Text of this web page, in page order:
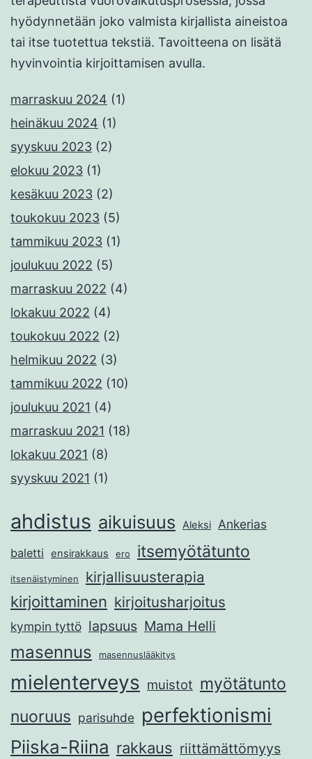
hyödynnetään joko valmista kirjallista aineistoa
tai itse tuotettua tekstiä. Tavoitteena on lisätä
hyvinvointia kirjoittamisen avulla.
marraskuu 2024 (1)
heinäkuu 2024 (1)
syyskuu 2023 (2)
elokuu 2023 (1)
kesäkuu 2023 (2)
toukokuu 2023 (5)
tammikuu 2023 (1)
joulukuu 2022 (5)
marraskuu 2022 (4)
lokakuu 2022 (4)
toukokuu 2022 (2)
helmikuu 2022 (3)
tammikuu 2022 (10)
joulukuu 2021 (4)
marraskuu 2021 (18)
lokakuu 2021 (8)
syyskuu 2021 (1)
ahdistus aikuisuus Aleksi Ankerias
baletti ensirakkaus ero itsemyötätunto
itsenäistyminen kirjallisuusterapia
kirjoittaminen kirjoitusharjoitus
kympin tyttö lapsuus Mama Helli
masennus masennuslääkitys
mielenterveys muistot myötätunto
nuoruus parisuhde perfektionismi
Piiska-Riina rakkaus riittämättömyys